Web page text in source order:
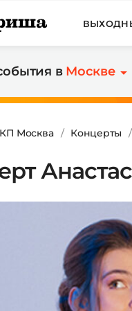
в Москве
Москва Концерты